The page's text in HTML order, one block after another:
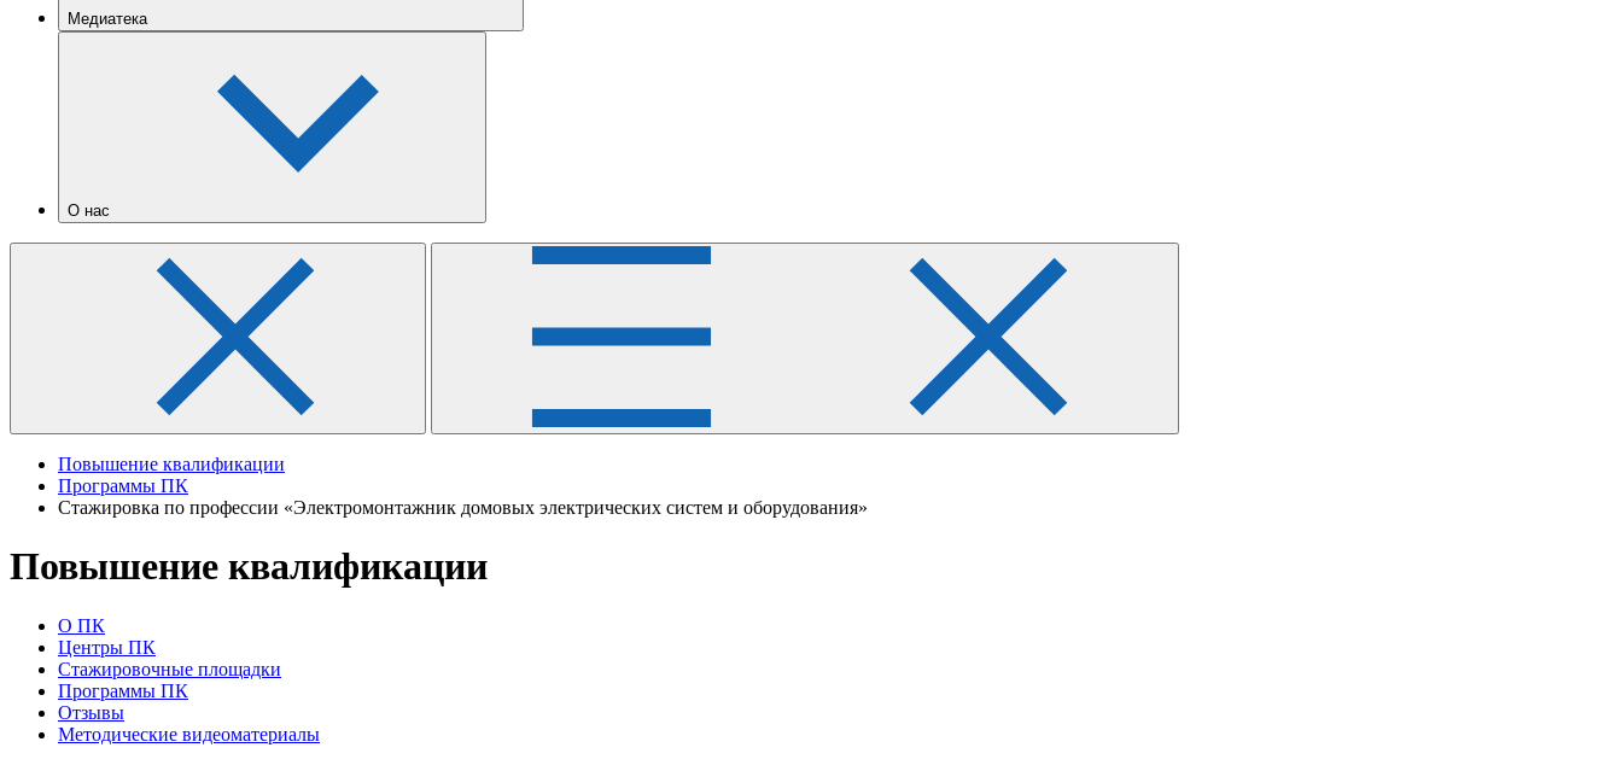
Медиатека
О нас
Повышение квалификации
Программы ПК
Стажировка по профессии «Электромонтажник домовых электрических систем и оборудования»
Повышение квалификации
О ПК
Центры ПК
Стажировочные площадки
Программы ПК
Отзывы
Методические видеоматериалы